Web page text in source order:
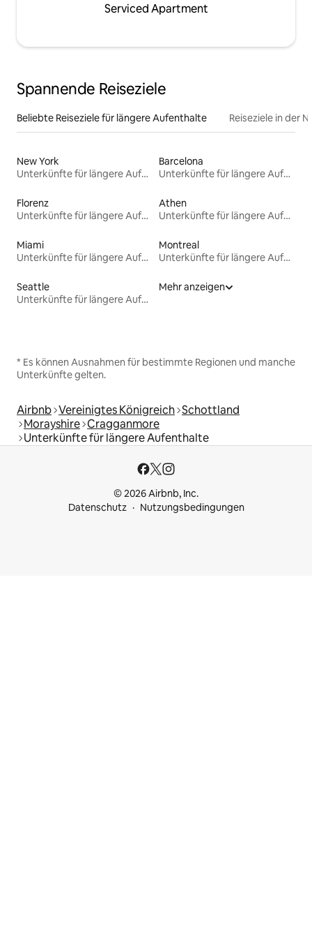
Serviced Apartment
Spannende Reiseziele
Beliebte Reiseziele für längere Aufenthalte Reiseziele in der
New York
Unterkünfte für längere Aufenthalte
Barcelona
Unterkünfte für längere Aufenthalte
Florenz
Unterkünfte für längere Aufenthalte
Athen
Unterkünfte für längere Aufenthalte
Miami
Unterkünfte für längere Aufenthalte
Montreal
Unterkünfte für längere Aufenthalte
Seattle
Unterkünfte für längere Aufenthalte
Mehr anzeigen
* Es können Ausnahmen für bestimmte Regionen und manche
Unterkünfte gelten.
Airbnb Vereinigtes Königreich Schottland
Morayshire Cragganmore
Unterkünfte für längere Aufenthalte
© 2026 Airbnb, Inc.
Datenschutz
Nutzungsbedingungen